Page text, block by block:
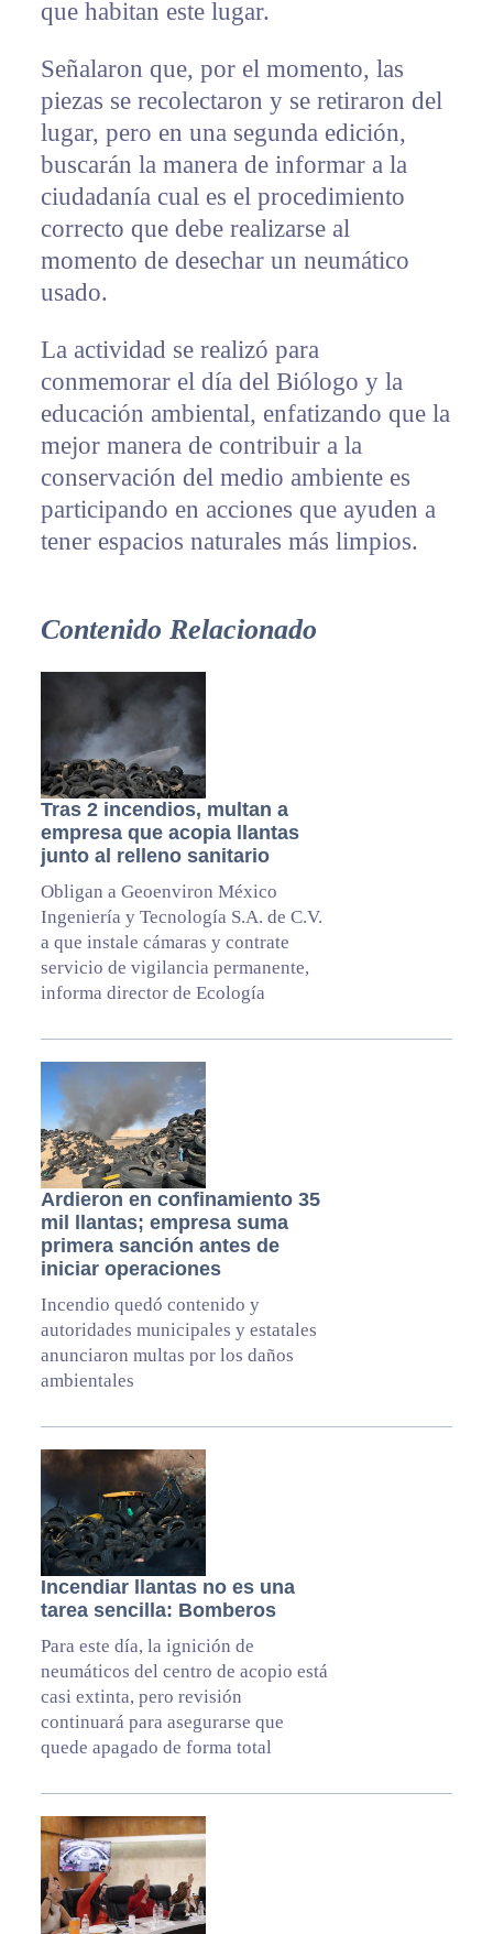
que habitan este lugar.
Señalaron que, por el momento, las
piezas se recolectaron y se retiraron del
lugar, pero en una segunda edición,
buscarán la manera de informar a la
ciudadanía cual es el procedimiento
correcto que debe realizarse al
momento de desechar un neumático
usado.
La actividad se realizó para
conmemorar el día del Biólogo y la
educación ambiental, enfatizando que la
mejor manera de contribuir a la
conservación del medio ambiente es
participando en acciones que ayuden a
tener espacios naturales más limpios.
Contenido Relacionado
Tras 2 incendios, multan a
empresa que acopia llantas
junto al relleno sanitario
Obligan a Geoenviron México
Ingeniería y Tecnología S.A. de C.V.
a que instale cámaras y contrate
servicio de vigilancia permanente,
informa director de Ecología
Ardieron en confinamiento 35
mil llantas; empresa suma
primera sanción antes de
iniciar operaciones
Incendio quedó contenido y
autoridades municipales y estatales
anunciaron multas por los daños
ambientales
Incendiar llantas no es una
tarea sencilla: Bomberos
Para este día, la ignición de
neumáticos del centro de acopio está
casi extinta, pero revisión
continuará para asegurarse que
quede apagado de forma total